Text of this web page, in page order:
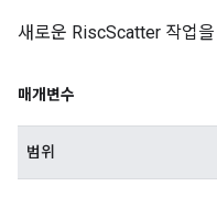
새로운 RiscScatter 작업
매개변수
범위